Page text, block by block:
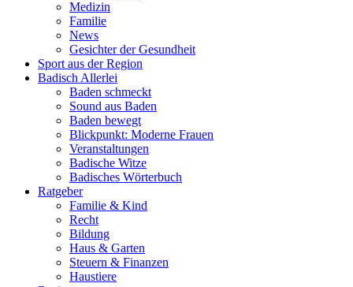
Medizin
Familie
News
Gesichter der Gesundheit
Sport aus der Region
Badisch Allerlei
Baden schmeckt
Sound aus Baden
Baden bewegt
Blickpunkt: Moderne Frauen
Veranstaltungen
Badische Witze
Badisches Wörterbuch
Ratgeber
Familie & Kind
Recht
Bildung
Haus & Garten
Steuern & Finanzen
Haustiere